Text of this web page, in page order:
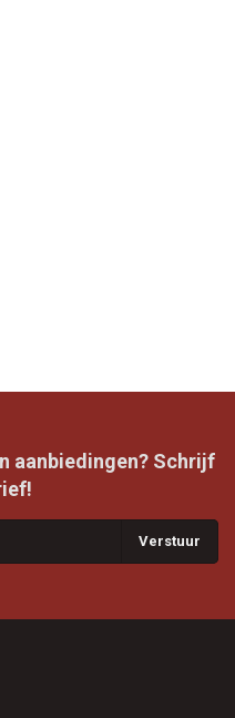
aanbiedingen? Schrijf
Verstuur